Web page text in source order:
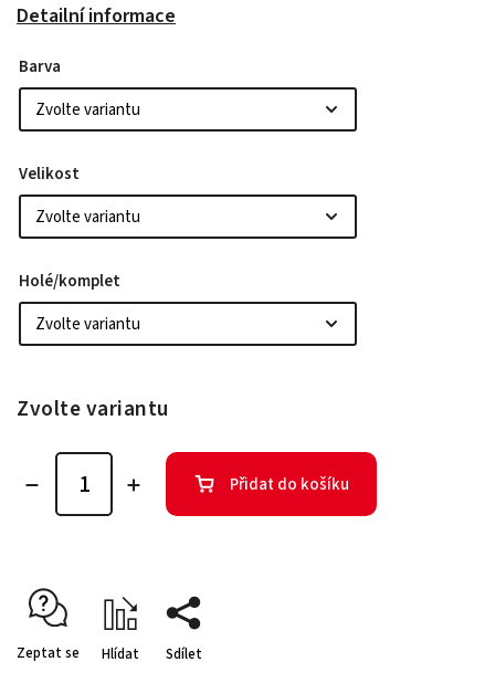
Detailní informace
Barva
Velikost
Holé/komplet
Zvolte variantu
Přidat do košíku
Zeptat se Hlídat Sdílet